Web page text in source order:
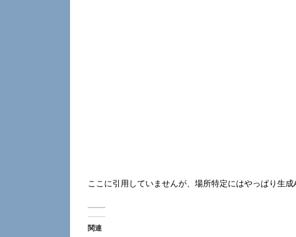
ここに引用していませんが、場所特定にはやっぱり生成
関連